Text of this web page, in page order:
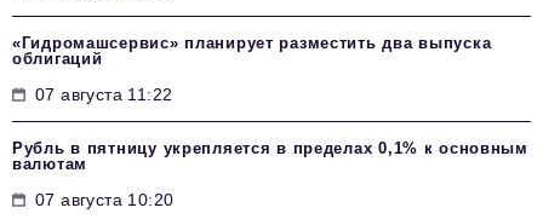
«Гидромашсервис» планирует разместить два выпуска
облигаций
07 августа 11:22
Рубль в пятницу укрепляется в пределах 0,1% к основным
валютам
07 августа 10:20